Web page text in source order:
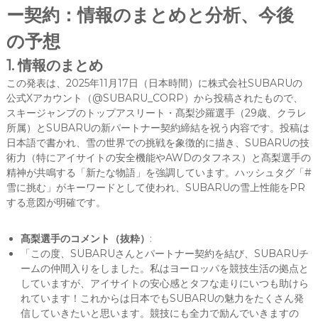
ー契約：情報のまとめと分析、今後
の予想
1. 情報のまとめ
この発表は、2025年11月17日（日本時間）に株式会社SUBARUの
公式Xアカウント（@SUBARU_CORP）から投稿されたもので、
スキージャンプのトップアスリート・髙梨沙羅選手（29歳、クラレ
所属）とSUBARUの新パートナー契約締結を祝う内容です。投稿は
日本語で書かれ、雪の世界での挑戦を象徴的に描き、SUBARUの技
術力（特にアイサイトの安全機能やAWDのタフネス）と髙梨選手の
精神が共鳴する「新たな物語」を強調しています。ハッシュタグ「#
雪に挑む」がキーワードとして使われ、SUBARUの雪上性能をPR
する意図が明確です。
髙梨選手のコメント（抜粋） :
「この度、SUBARUさんとパートナー契約を結び、SUBARUチ
ームの仲間入りをしました。私はヨーロッパを競技生活の拠点と
していますが、アイサイトの安心感とタフな走りにいつも助けら
れています！これからは日本でもSUBARUの魅力をたくさん発
信していきたいと思います。競技にも全力で励んでいきますの